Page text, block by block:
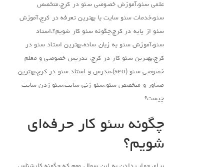
علمی سئو،آموزش خصوصی سئو در کرج،متخصص
سئو،خدمات سئو سایت با بهترین تعرفه در کرج،آموزش
سئو از پایه در کرج،چگونه سئو کار شویم؟،استاد
سئو،آموزش سئو به زبان ساده،بهترین استاد سئو در
کرج،بهترین سئو کار در کرج، تدریس خصوصی و معلم
خصوصی سئو (seo)،مدرس و استاد سئو در کرج،بهترین
مشاور و متخصص سئو،سئو زنی سایت،سئو زدن سایت
چیست؟
چگونه سئو کار حرفه‌‌ای
شویم؟